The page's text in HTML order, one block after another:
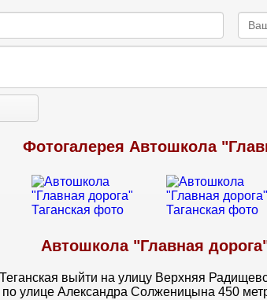
Фотогалерея Автошкола
Автошкола "Главная
выйти на улицу Верхняя
по улице Александра Солженицына 450